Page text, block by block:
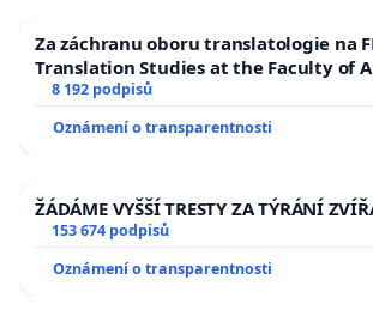
Za záchranu oboru translatologie na
Translation Studies at the Faculty of
University
8 192 podpisů
Oznámení o transparentnosti
ŽÁDÁME VYŠŠÍ TRESTY ZA TÝRÁNÍ
153 674 podpisů
Oznámení o transparentnosti